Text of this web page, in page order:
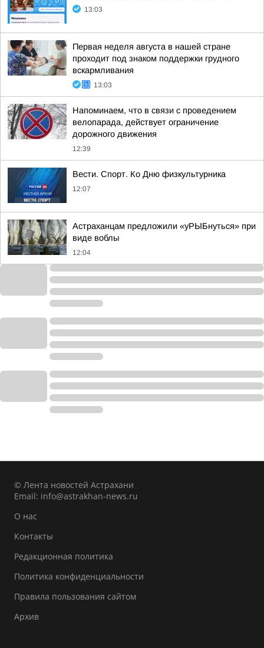
13:03
Первая неделя августа в нашей стране
проходит под знаком поддержки грудного
вскармливания
13:03
Напоминаем, что в связи с проведением
велопарада, действует ограничение
дорожного движения
12:39
Вести. Спорт. Ко Дню физкультурника
12:07
Астраханцам предложили «уРЫБнуться» при
виде воблы
12:04
© Лента новостей Астрахани
Email: info@astrakhan-news.ru
О нас
Контакты
Редакционная политика
Политика конфиденциальности
Правила пользования сайтом
Архив